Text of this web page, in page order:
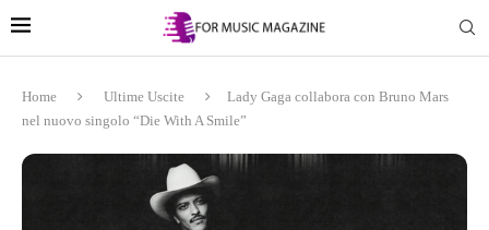
Home Ultime Uscite
Lady Gaga collabora con Bruno Mars
nel nuovo singolo “Die With A Smile”